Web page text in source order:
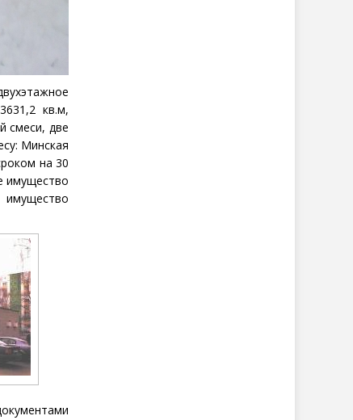
кв.м,
смеси, две
Минская
на 30
имущество
имущество